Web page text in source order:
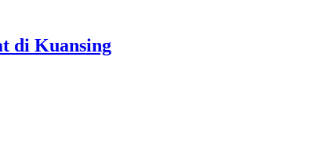
di Kuansing